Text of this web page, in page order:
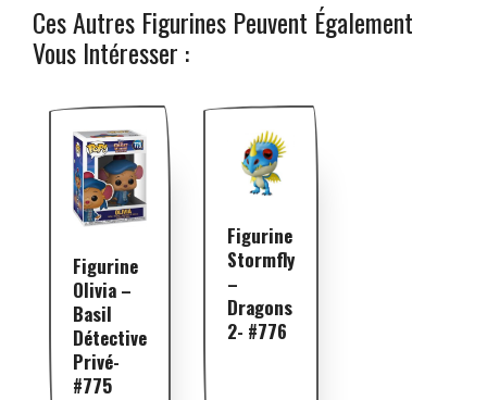
Ces Autres Figurines Peuvent Également
Vous Intéresser :
Figurine
Olivia –
Basil
Détective
Privé-
#775
Figurine
Stormfly
–
Dragons
2- #776